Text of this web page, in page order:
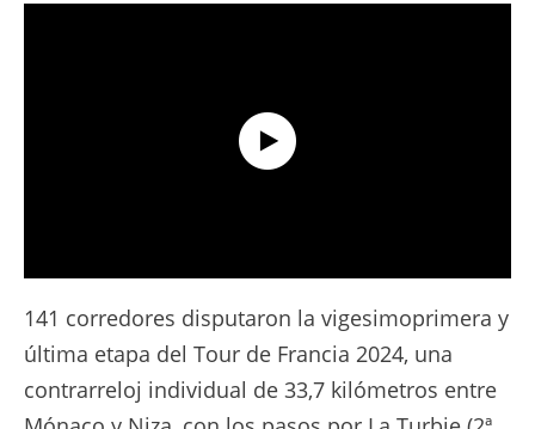
141 corredores disputaron la vigesimoprimera y
última etapa del Tour de Francia 2024, una
contrarreloj individual de 33,7 kilómetros entre